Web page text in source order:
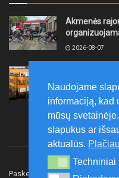
Akmenės
2026-08-07
smulkiojo ir
2026-08-07
Paskelbk naujieną Rašyti
Naudojame
informaciją, kad
mūsų
slapukus ar
aktualūs. Plačiau
Techniniai
Techniniai